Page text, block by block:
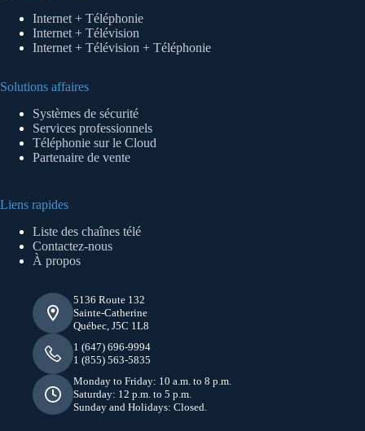
Internet + Téléphonie
Internet + Télévision
Internet + Télévision + Téléphonie
Solutions affaires
Systèmes de sécurité
Services professionnels
Téléphonie sur le Cloud
Partenaire de vente
Liens rapides
Liste des chaînes télé
Contactez-nous
À propos
5136 Route 132
Sainte-Catherine
Québec, J5C 1L8
1 (647) 696-9994
1 (855) 563-5835
Monday to Friday: 10 a.m. to 8 p.m.
Saturday: 12 p.m. to 5 p.m.
Sunday and Holidays: Closed.